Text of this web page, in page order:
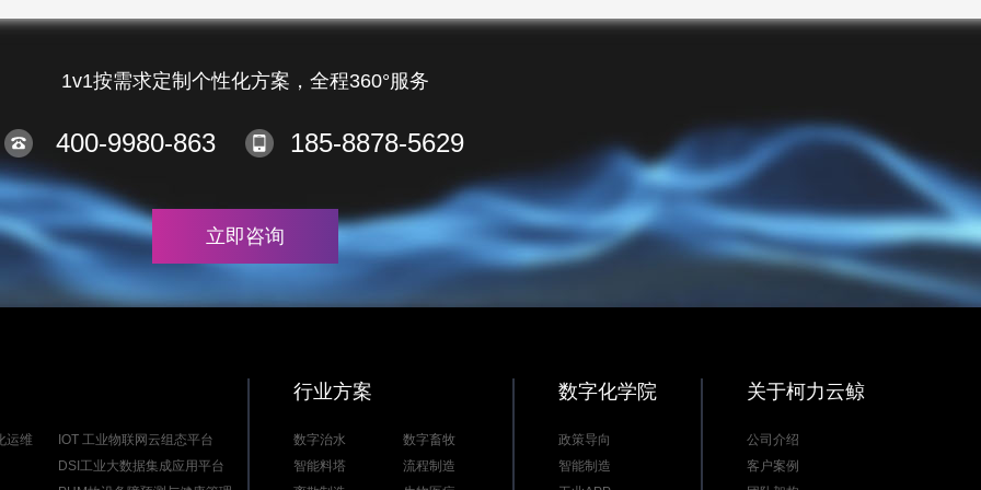
1v1按需求定制个性化方案，全程360°服务
400-9980-863 185-8878-5629
立即咨询
IOT 工业物联网云组态平台
运维
DSI工业大数据集成应用平台
行业方案
数字治水
数字畜牧
智能料塔
流程制造
数字化学院
政策导向
智能制造
关于柯力云鲸
公司介绍
客户案例